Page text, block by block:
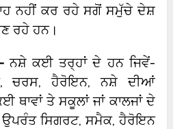
ਨਹੀਂ ਕਰ ਰਹੇ ਸਗੋਂ ਸਮੁੱਚੇ ਦੇਸ਼
ਰਹੇ ਹਨ।
ਨਸ਼ੇ ਕਈ ਤਰ੍ਹਾਂ ਦੇ ਹਨ ਜਿਵੇਂ-
ਚਰਸ, ਹੈਰੋਇਨ, ਨਸ਼ੇ ਦੀਆਂ
ਤੇ ਸਕੂਲਾਂ ਜਾਂ ਕਾਲਜਾਂ ਦੇ
ਉਪਰੰਤ ਸਿਗਰਟ, ਸਮੈਕ, ਹੈਰੋਇਨ